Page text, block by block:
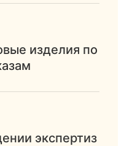
изделия по
экспертиз